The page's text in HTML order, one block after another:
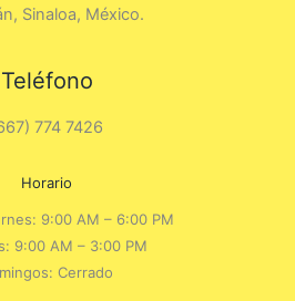
Sinaloa, México.
Teléfono
774 7426
Horario
9:00 AM – 6:00 PM
9:00 AM – 3:00 PM
Cerrado